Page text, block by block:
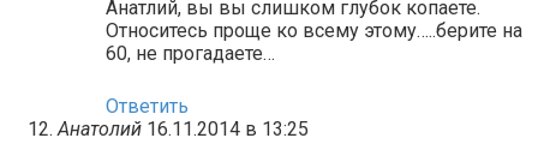
Анатлий, вы вы слишком глубок копаете.
Относитесь проще ко всему этому…..берите на
60, не прогадаете…
Ответить
Анатолий 16.11.2014 в 13:25